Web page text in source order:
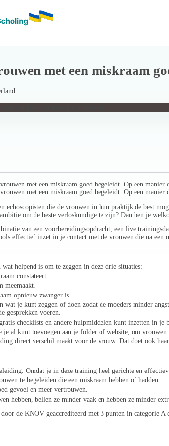
met een miskraam
met een miskraam goed begeleidt. Op een
met een miskraam goed begeleidt. Op een
echoscopisten die de vrouwen in hun praktijk de best
om de beste verloskundige te zijn? Dan ben je
van een voorbereidingsopdracht, een live
effectief inzet in je contact met de vrouwen die na een
helpend is om te zeggen in deze drie situaties:
constateert.
meemaakt.
opnieuw zwanger is.
wat je kunt zeggen of doen zodat de moeders minder
gesprekken voeren.
checklists en andere hulpmiddelen kunt inzetten in
al kunt toevoegen aan je folder of website, om vrouwen
direct verschil maakt voor de vrouw. Dat doet ook
Omdat je in deze training heel gerichte en
te begeleiden die een miskraam hebben of hadden.
gevoel en meer vertrouwen.
hebben, bellen ze minder vaak en hebben ze minder
door de KNOV geaccrediteerd met 3 punten in categorie